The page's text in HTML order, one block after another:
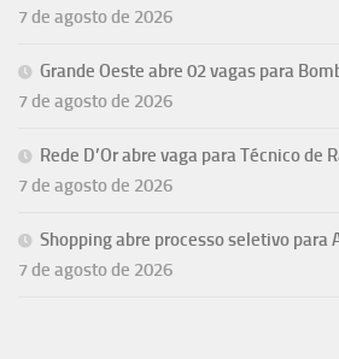
7 de agosto de 2026
Grande Oeste abre 02 vagas para
7 de agosto de 2026
Rede D’Or abre vaga para Técnico de
7 de agosto de 2026
Shopping abre processo seletivo para
7 de agosto de 2026